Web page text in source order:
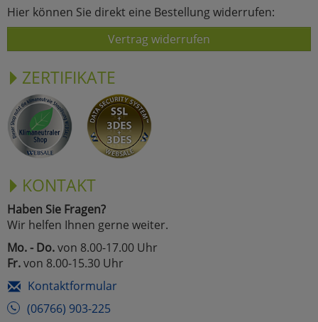
Hier können Sie direkt eine Bestellung widerrufen:
Vertrag widerrufen
ZERTIFIKATE
KONTAKT
Haben Sie Fragen?
Wir helfen Ihnen gerne weiter.
Mo. - Do.von 8.00-17.00 Uhr
Fr.von 8.00-15.30 Uhr
Kontaktformular
(06766) 903-225